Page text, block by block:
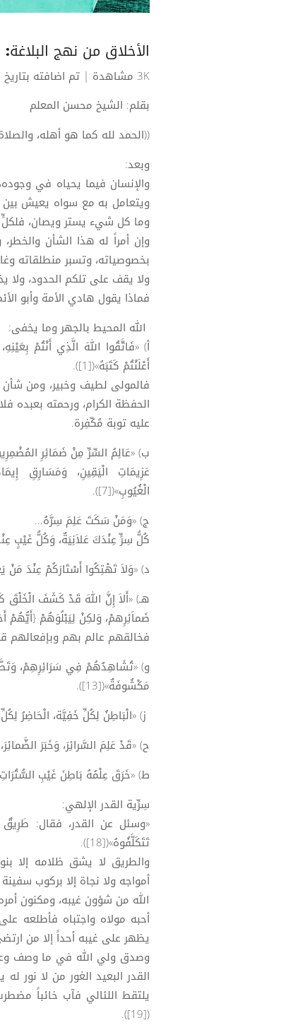
الأخلاق من نهج
3K مشاهدة
| تم اضافته بتاريخ 17-06-2025
بقلم: الشيخ محسن المعلم
((الحمد لله كما هو أهله،
وبعد:
والإنسان فيما يحياه في
ويتعامل به مع سواه يعيش بين
وما كل شيء يستر ويصان،
وإن أمراً له هذا الشأن
بخصوصياته، وتسبر منطلقاته
ولا يقف على تلكم الحدود، ولا
فماذا يقول هادي الأمة وأبو
الله المحيط بالجهر وما يخفى:
أ) «فَاتَّقُوا اللهَ الَّذِي أَنْتُمْ
أَعْلَنْتُمْ كَتَبَهُ»([1]).
فالمولى لطيف وخبير، ومن شأن
الحفظة الكرام، ورحمته بعبده
عليه توبة مُكّفِرة.
الْغُيُوبِ»([7]).
ج) «وَمَنْ سَكَتَ عَلِمَ سِرَّهُ...
كُلُّ سِرٍّ عِنْدَكَ عَلاَنِيَةٌ، وَكُلُّ غَيْبٍ
د) «وَلاَ تَهْتِكُوا أَسْتَارَكُمْ عِنْدَ مَنْ
ضَماَئِرِهمْ، وَلكِنْ لِيَبْلُوَهُمْ {أَيُّهُمْ أَحْسَنُ
فخالقهم عالم بهم وبإفعالهم
و) «تُشَاهِدُهُمْ فِي سَرَائِرِهِمْ،
مَكْشُوفَةٌ»([13]).
ز) «الْبَاطِنُ لِكُلِّ خَفِيَّة، الْحَاضِرُ لِكُلِّ
ح) «قَدْ عَلِمَ السَّرائِرَ، وَخَبَرَ
ط) «خَرَقَ عِلْمُهُ بَاطِنَ غَيْبِ السُّتُرَاتِ([16])، وَأَحَاطَ بِغُمُوضِ عَقَائِدِ
سِرِّية القدر الإلهي:
«وسئل عن القدر، فقال:
تَتَكَلَّفُوهُ»([18]).
والطريق لا يشق ظلامه إلا
أمواجه ولا نجاة إلا بركوب
الله من شؤون غيبه، ومكنون
أحبه مولاه واجتباه فأطلعه
يظهر على غيبه أحداً إلا من
وصدق ولي الله في ما وصف
القدر البعيد الغور من لا نور
يلتقط اللئالي فآب خائباً
([19]).